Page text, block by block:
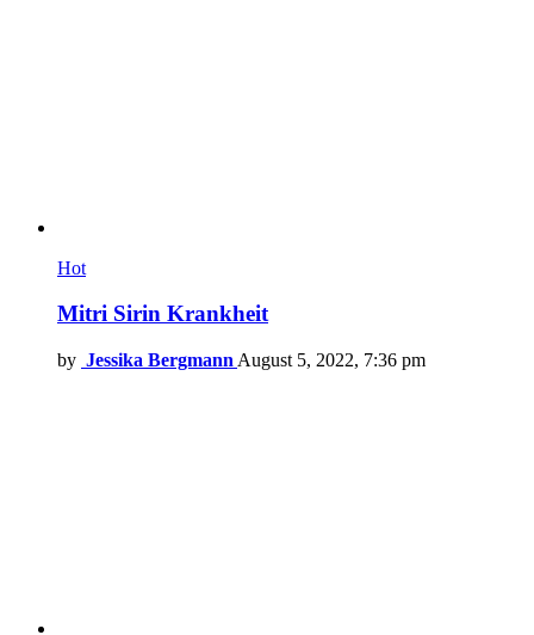
Hot
Mitri Sirin Krankheit
by Jessika Bergmann August 5, 2022, 7:36 pm